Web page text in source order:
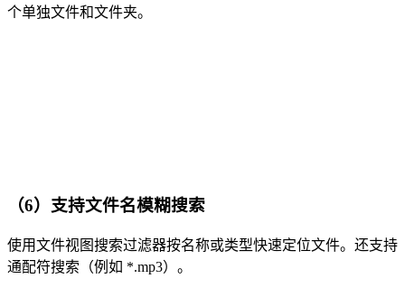
个单独文件和文件夹。
（6）支持文件名模糊搜索
使用文件视图搜索过滤器按名称或类型快速定位文件。还支持
通配符搜索（例如 *.mp3）。